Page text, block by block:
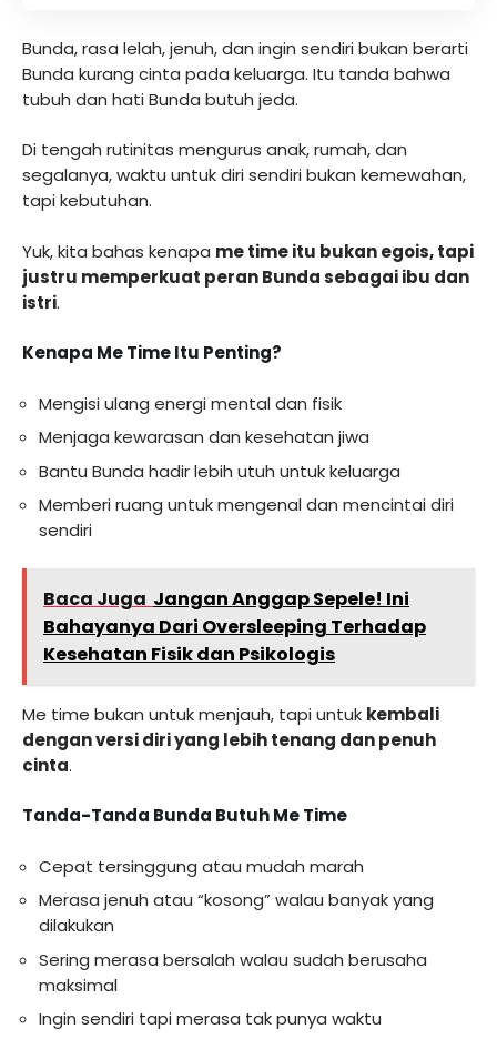
Bunda, rasa lelah, jenuh, dan ingin sendiri bukan berarti
Bunda kurang cinta pada keluarga. Itu tanda bahwa
tubuh dan hati Bunda butuh jeda.
Di tengah rutinitas mengurus anak, rumah, dan
segalanya, waktu untuk diri sendiri bukan kemewahan,
tapi kebutuhan.
Yuk, kita bahas kenapa me time itu bukan egois, tapi
justru memperkuat peran Bunda sebagai ibu dan
istri.
Kenapa Me Time Itu Penting?
Mengisi ulang energi mental dan fisik
Menjaga kewarasan dan kesehatan jiwa
Bantu Bunda hadir lebih utuh untuk keluarga
Memberi ruang untuk mengenal dan mencintai diri
sendiri
Baca Juga Jangan Anggap Sepele! Ini
Bahayanya Dari Oversleeping Terhadap
Kesehatan Fisik dan Psikologis
Me time bukan untuk menjauh, tapi untuk kembali
dengan versi diri yang lebih tenang dan penuh
cinta.
Tanda-Tanda Bunda Butuh Me Time
Cepat tersinggung atau mudah marah
Merasa jenuh atau “kosong” walau banyak yang
dilakukan
Sering merasa bersalah walau sudah berusaha
maksimal
Ingin sendiri tapi merasa tak punya waktu